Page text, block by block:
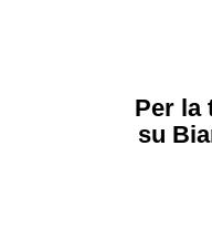
Per la
su